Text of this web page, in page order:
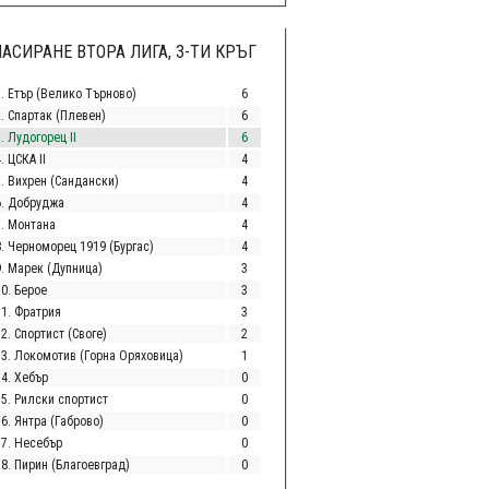
ВТОРА ЛИГА, 3-ТИ КРЪГ
Етър (Велико Търново)
6
Спартак (Плевен)
6
Лудогорец II
6
ЦСКА II
4
Вихрен (Сандански)
4
Добруджа
4
Монтана
4
Черноморец 1919 (Бургас)
4
Марек (Дупница)
3
Берое
3
Фратрия
3
Спортист (Своге)
2
Локомотив (Горна Оряховица)
1
Хебър
0
Рилски спортист
0
Янтра (Габрово)
0
Несебър
0
Пирин (Благоевград)
0